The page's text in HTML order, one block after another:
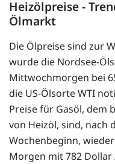
Heizölpreise -
Ölmarkt
Die Ölpreise sind zur
wurde die Nordsee-
Mittwochmorgen bei
die US-Ölsorte WTI
Preise für Gasöl, dem
von Heizöl, sind, nach
Wochenbeginn,
Morgen mit 782